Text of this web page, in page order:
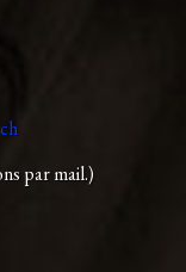
par mail.)